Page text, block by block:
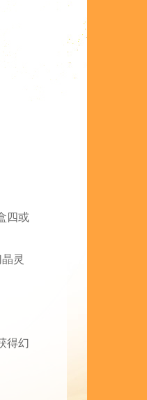
四或
灵
得幻